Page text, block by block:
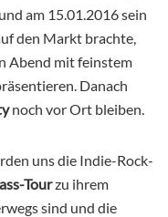
am 15.01.2016 sein
den Markt brachte,
Abend mit feinstem
Danach
noch vor Ort bleiben.
uns die Indie-Rock-
Tourzu ihrem
sind und die